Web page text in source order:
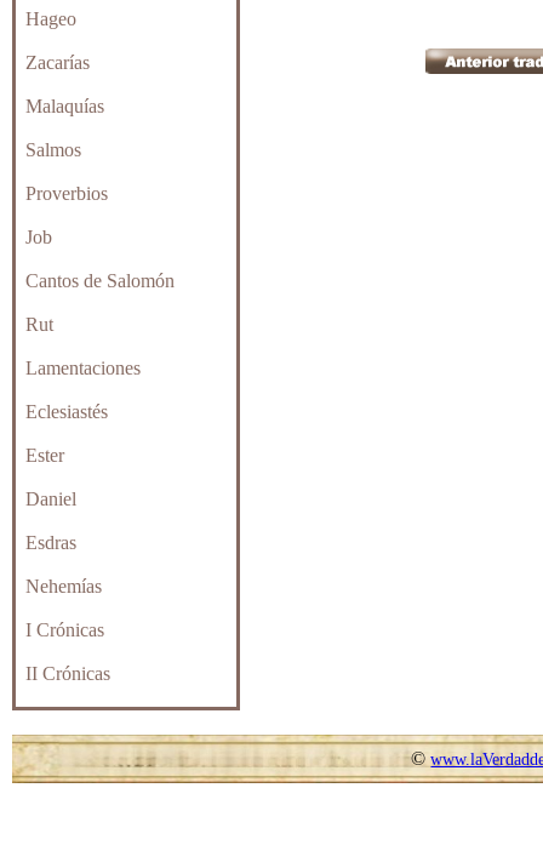
Hageo
Zacarías
Malaquías
Salmos
Proverbios
Job
Cantos de Salomón
Rut
Lamentaciones
Eclesiastés
Ester
Daniel
Esdras
Nehemías
I Crónicas
II Crónicas
©